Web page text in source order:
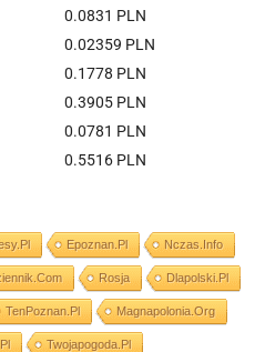
0.0831 PLN
0.02359 PLN
0.1778 PLN
0.3905 PLN
0.0781 PLN
0.5516 PLN
Epoznan.pl Nczas.info
Rosja Dlapolski.pl
TenPoznan.pl Magnapolonia.org
Twojapogoda.pl